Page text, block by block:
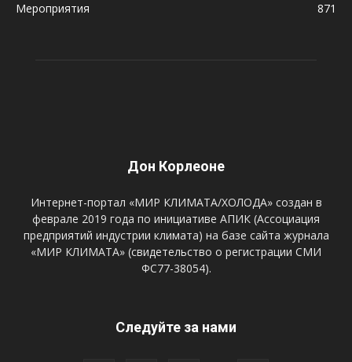
Мероприятия
871
Дон Корлеоне
Интернет-портал «МИР КЛИМАТА/ХОЛОДА» создан в
феврале 2019 года по инициативе АПИК (Ассоциация
предприятий индустрии климата) на базе сайта журнала
«МИР КЛИМАТА» (свидетельство о регистрации СМИ
ФС77-38054).
Следуйте за нами